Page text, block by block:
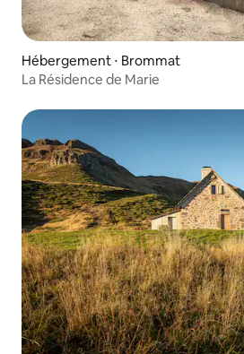
Hébergement ⋅ Brommat
La Résidence de Marie